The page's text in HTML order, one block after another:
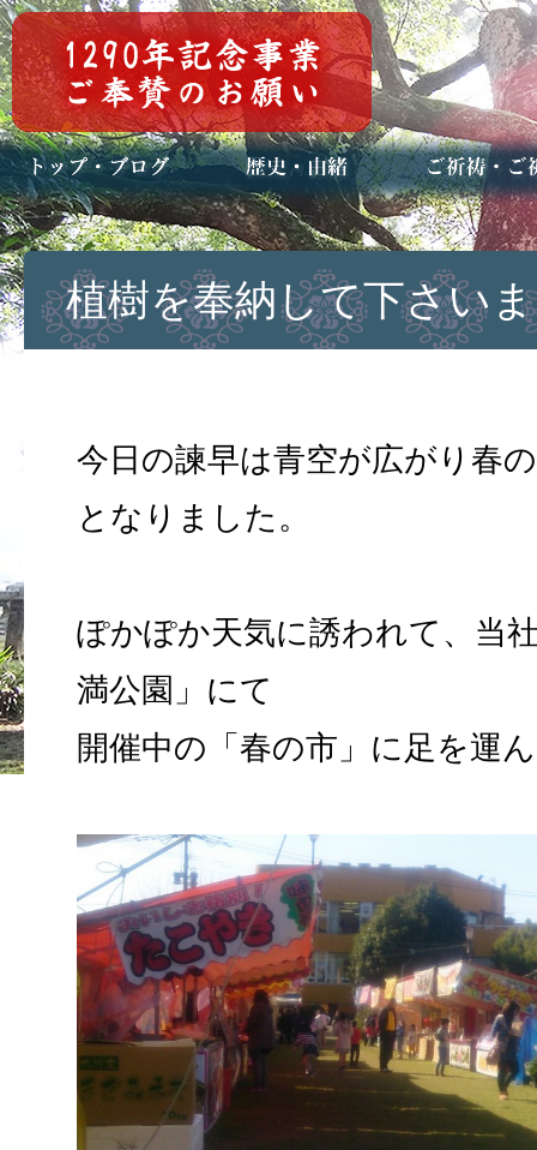
トップページ
ブログ(日々八百万)
お知らせ一覧 歴史・ご祭神
年中行事
メディア掲載 ご祈祷・ご祈
安産祈願
初宮参り
七五三詣
長寿のお祝い
神前結婚式
厄祓い・方位
車のお祓い
地鎮祭
神葬祭（神式
植樹を奉納して下さい
今日の諫早は青空が広がり春
となりました。
ぽかぽか天気に誘われて、当
満公園」にて
開催中の「春の市」に足を運